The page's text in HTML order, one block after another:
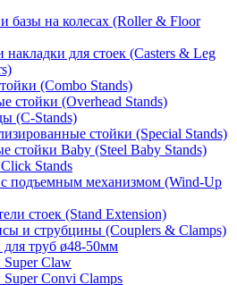
базы на колесах (Roller & Floor
накладки для стоек (Casters & Leg
(Combo Stands)
стойки (Overhead Stands)
(C-Stands)
стойки (Special Stands)
стойки Baby (Steel Baby Stands)
Stands
подъемным механизмом (Wind-Up
стоек (Stand Extension)
и струбцины (Couplers & Clamps)
труб ø48-50мм
Claw
Convi Clamps